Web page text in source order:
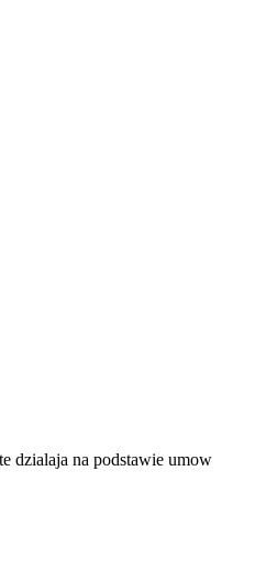
dzialaja na podstawie umow